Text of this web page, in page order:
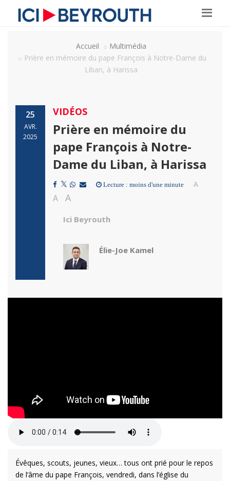
Accueil
Multimédia
Prière en mémoire du pape François à Notre-Dame du
Liban, à Harissa
25
AVR.
2025
VIDÉOS
Prière en mémoire du
pape François à Notre-
Dame du Liban, à Harissa
Lecture : moins d'une minute A
A A
Ici Beyrouth
Élie-Joe Kamel
Évêques, scouts, jeunes, vieux… tous ont prié pour le repos
de l’âme du pape François, vendredi, dans l’église du